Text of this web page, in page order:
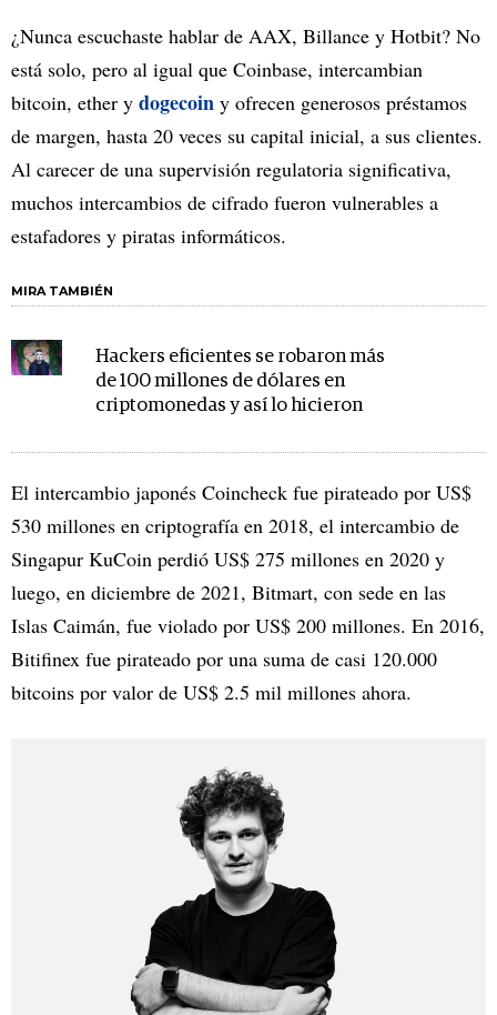
¿Nunca escuchaste hablar de AAX, Billance y Hotbit? No
está solo, pero al igual que Coinbase, intercambian
bitcoin, ether y dogecoin y ofrecen generosos préstamos
de margen, hasta 20 veces su capital inicial, a sus clientes.
Al carecer de una supervisión regulatoria significativa,
muchos intercambios de cifrado fueron vulnerables a
estafadores y piratas informáticos.
MIRA TAMBIÉN
Hackers eficientes se robaron más
de 100 millones de dólares en
criptomonedas y así lo hicieron
El intercambio japonés Coincheck fue pirateado por US$
530 millones en criptografía en 2018, el intercambio de
Singapur KuCoin perdió US$ 275 millones en 2020 y
luego, en diciembre de 2021, Bitmart, con sede en las
Islas Caimán, fue violado por US$ 200 millones. En 2016,
Bitifinex fue pirateado por una suma de casi 120.000
bitcoins por valor de US$ 2.5 mil millones ahora.